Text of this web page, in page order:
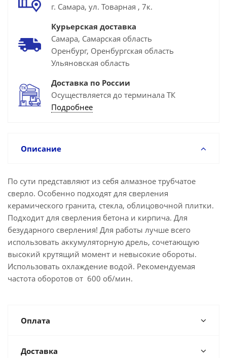
г. Самара, ул. Товарная , 7к.
Курьерская доставка
Самара, Самарская область
Оренбург, Оренбургская область
Ульяновская область
Доставка по России
Осуществляется до терминала ТК
Подробнее
Описание
По сути представляют из себя алмазное трубчатое
сверло. Особенно подходят для сверления
керамического гранита, стекла, облицовочной плитки.
Подходит для сверления бетона и кирпича. Для
безударного сверления! Для работы лучше всего
использовать аккумуляторную дрель, сочетающую
высокий крутящий момент и невысокие обороты.
Использовать охлаждение водой. Рекомендуемая
частота оборотов от 600 об/мин.
Оплата
Доставка